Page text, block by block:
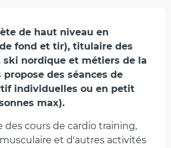
de haut niveau en
fond et tir), titulaire des
ski nordique et métiers de la
des séances de
individuelles ou en petit
max).
des cours de cardio training,
et d'autres activités